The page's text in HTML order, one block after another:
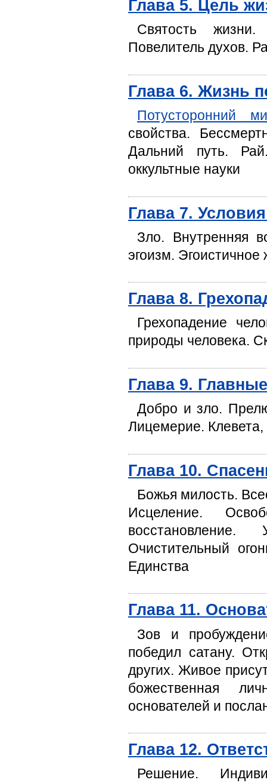
Глава 5. Цель
Святость жизни.
Повелитель духов.
Глава 6. Жизнь
Потусторонний
свойства.
Дальний путь.
оккультные науки
Глава 7.
Зло. Внутренняя
эгоизм.
Глава 8.
Грехопадение
природы человека.
Глава 9.
Добро и зло.
Лицемерие. Клевета,
Глава 10.
Божья милость.
Исцеление.
Очистительный
Единства
Глава 11.
Зов и
победил сатану.
других. Живое
божественная
основателей и
Глава 12.
Решение.